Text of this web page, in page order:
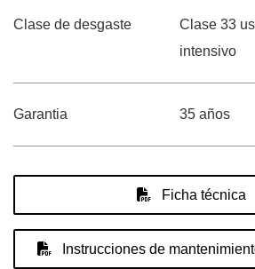
Clase de desgaste
Clase 33
intensivo
Garantia 35 años
Ficha técnica
Instrucciones de